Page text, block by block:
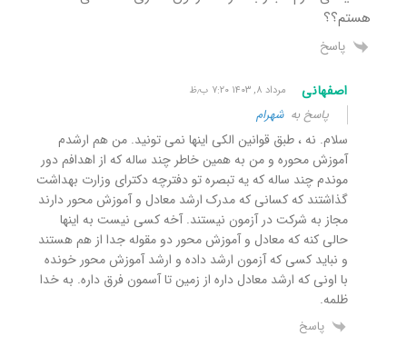
هستم؟؟
پاسخ
اصفهانی مرداد ۸, ۱۴۰۳ ۷:۲۰ ب٫ظ
پاسخ بهشهرام
سلام. نه ، طبق قوانین الکی اینها نمی تونید. من هم ارشدم
آموزش محوره و من به همین خاطر چند ساله که از اهدافم دور
موندم چند ساله که یه تبصره تو دفترچه دکترای وزارت بهداشت
گذاشتند که کسانی که مدرک ارشد معادل و آموزش محور دارند
مجاز به شرکت در آزمون نیستند. آخه کسی نیست به اینها
حالی کنه که معادل و آموزش محور دو مقوله جدا از هم هستند
و نباید کسی که آزمون ارشد داده و ارشد آموزش محور خونده
با اونی که ارشد معادل داره از زمین تا آسمون فرق داره. به خدا
ظلمه.
پاسخ